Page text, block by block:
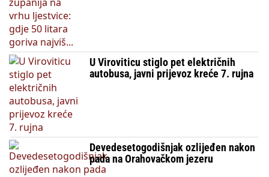
U Viroviticu stiglo pet električnih
autobusa, javni prijevoz kreće 7. rujna
Devedesetogodišnjak ozlijeđen nakon
pada na Orahovačkom jezeru